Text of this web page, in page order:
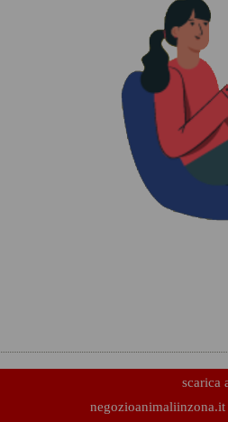
scarica
negozioanimaliinzona.it